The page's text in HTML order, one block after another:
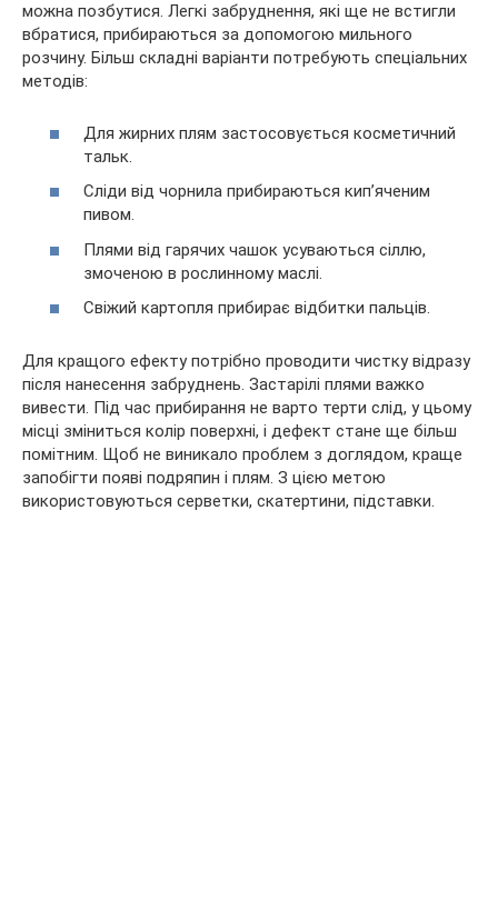
можна позбутися. Легкі забруднення, які ще не встигли
вбратися, прибираються за допомогою мильного
розчину. Більш складні варіанти потребують спеціальних
методів:
Для жирних плям застосовується косметичний
тальк.
Сліди від чорнила прибираються кип’яченим
пивом.
Плями від гарячих чашок усуваються сіллю,
змоченою в рослинному маслі.
Свіжий картопля прибирає відбитки пальців.
Для кращого ефекту потрібно проводити чистку відразу
після нанесення забруднень. Застарілі плями важко
вивести. Під час прибирання не варто терти слід, у цьому
місці зміниться колір поверхні, і дефект стане ще більш
помітним. Щоб не виникало проблем з доглядом, краще
запобігти появі подряпин і плям. З цією метою
використовуються серветки, скатертини, підставки.